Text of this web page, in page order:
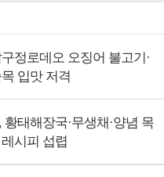
정로데오 오징어 불고기·
입맛 저격
태해장국·무생채·양념 목
시피 섭렵